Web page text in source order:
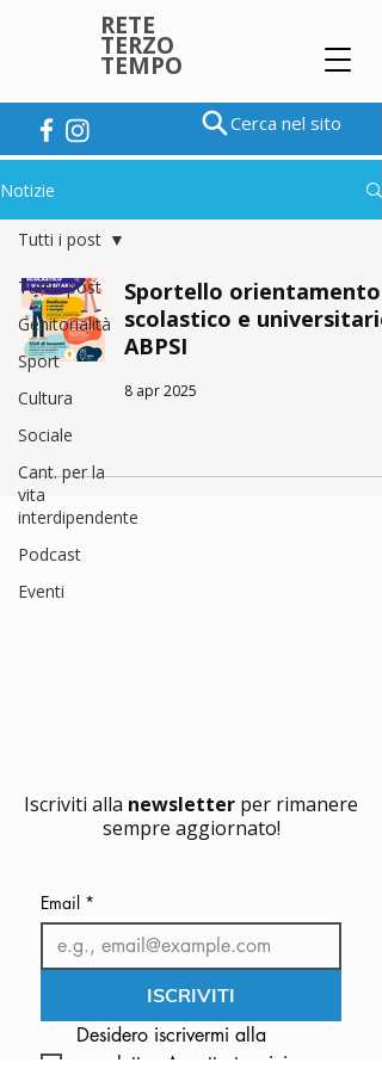
Cerca nel sito
RETE
TERZO
TEMPO
Notizie
Tutti i post
Genitorialità
Sport
Cultura
Sociale
Cant. per la
vita
interdipendente
Podcast
Eventi
Tutti i post
Sportello orientamento
scolastico e universitario
ABPSI
8 apr 2025
Iscriviti alla newsletter per rimanere
sempre aggiornato!
Email *
ISCRIVITI
Desidero iscrivermi alla
newsletter. Accetto termini e